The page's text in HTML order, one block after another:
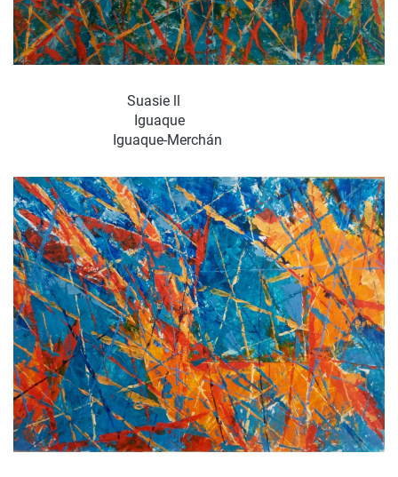
Suasie ll
Iguaque
Iguaque-Merchán